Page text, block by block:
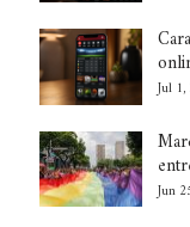
Jul
Jun